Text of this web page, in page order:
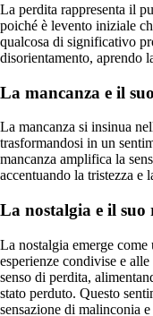
La perdita rappresenta il
poiché è levento iniziale
qualcosa di significativo
disorientamento, aprendo
La mancanza e il
La mancanza si insinua
trasformandosi in un
mancanza amplifica la
accentuando la tristezza e
La nostalgia e il suo
La nostalgia emerge
esperienze condivise e
senso di perdita,
stato perduto. Questo
sensazione di malinconia